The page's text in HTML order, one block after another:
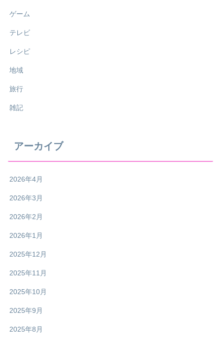
ゲーム
テレビ
レシピ
地域
旅行
雑記
アーカイブ
2026年4月
2026年3月
2026年2月
2026年1月
2025年12月
2025年11月
2025年10月
2025年9月
2025年8月